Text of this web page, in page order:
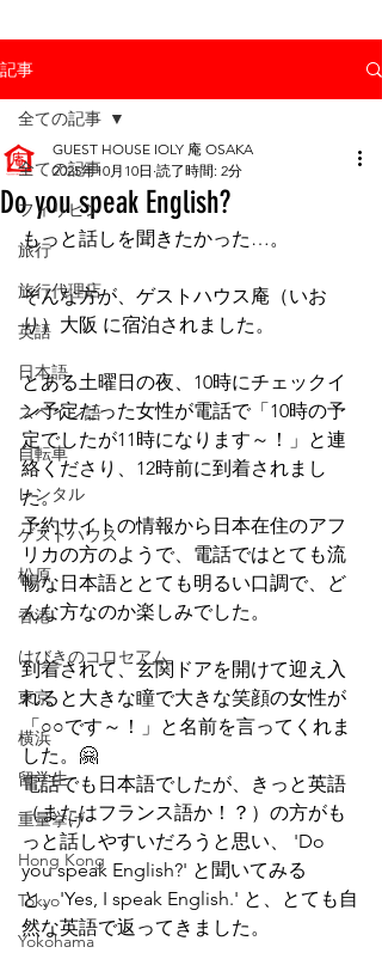
記事
全ての記事
フィリピン
旅行
旅行代理店
英語
日本語
スペイン語
自転車
レンタル
ゲストハウス
松原
香港
はびきのコロセアム
東京
横浜
留学生
重量挙げ
Hong Kong
Tokyo
Yokohama
全ての記事
Do you speak English?
GUEST HOUSE IOLY 庵 OSAKA
2025年10月10日 読了時間: 2分
もっと話しを聞きたかった…。
そんな方が、ゲストハウス庵（いお
り）大阪 に宿泊されました。
とある土曜日の夜、10時にチェックイ
ン予定だった女性が電話で「10時の予
定でしたが11時になります～！」と連
絡くださり、12時前に到着されまし
た。
予約サイトの情報から日本在住のアフ
リカの方のようで、電話ではとても流
暢な日本語ととても明るい口調で、ど
んな方なのか楽しみでした。
到着されて、玄関ドアを開けて迎え入
れると大きな瞳で大きな笑顔の女性が
「○○です～！」と名前を言ってくれま
した。🤗
電話でも日本語でしたが、きっと英語
（またはフランス語か！？）の方がも
っと話しやすいだろうと思い、 'Do
you speak English?' と聞いてみる
と、'Yes, I speak English.' と、とても自
然な英語で返ってきました。